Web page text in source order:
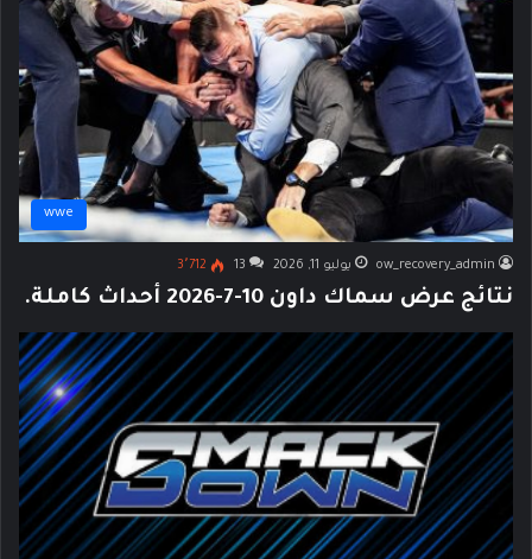
wwe
ow_recovery_admin يوليو 11, 2026 13 3٬712
نتائج عرض سماك داون 10-7-2026 أحداث كاملة.